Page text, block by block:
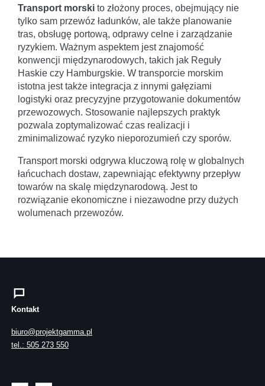
Transport morski to złożony proces, obejmujący nie
tylko sam przewóz ładunków, ale także planowanie
tras, obsługę portową, odprawy celne i zarządzanie
ryzykiem. Ważnym aspektem jest znajomość
konwencji międzynarodowych, takich jak Reguły
Haskie czy Hamburgskie. W transporcie morskim
istotna jest także integracja z innymi gałęziami
logistyki oraz precyzyjne przygotowanie dokumentów
przewozowych. Stosowanie najlepszych praktyk
pozwala zoptymalizować czas realizacji i
zminimalizować ryzyko nieporozumień czy sporów.
Transport morski odgrywa kluczową rolę w globalnych
łańcuchach dostaw, zapewniając efektywny przepływ
towarów na skalę międzynarodową. Jest to
rozwiązanie ekonomiczne i niezawodne przy dużych
wolumenach przewozów.
Kontakt
biuro@projektgamma.pl
tel.: 505 273 550